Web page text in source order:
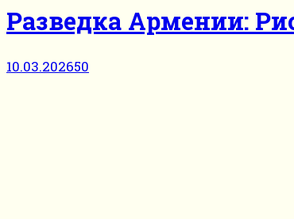
Разведка Армении:
10.03.202650